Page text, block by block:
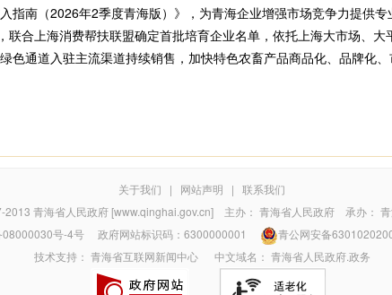
指南（2026年2季度青海版）》，为青海企业增强市场竞争力提供专
合上海消费帮扶联盟确定首批培育企业名单，依托上海大市场、大
色通道入驻主流渠道持续销售，加快特色农畜产品商品化、品牌化
关于我们 | 网站声明 | 联系我们
2013 青海省人民政府 [www.qinghai.gov.cn] 主办： 青海省人民政府 承办：
08000030号-4号政府网站标识码：6300000001
青公网安备
技术支持： 青海省互联网新闻中心中文域名： 青海省人民政府.政务